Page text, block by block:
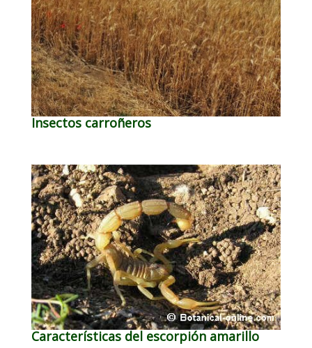
Insectos carroñeros
Características del escorpión amarillo